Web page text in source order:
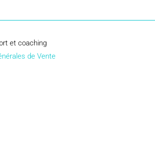
et coaching
de Vente